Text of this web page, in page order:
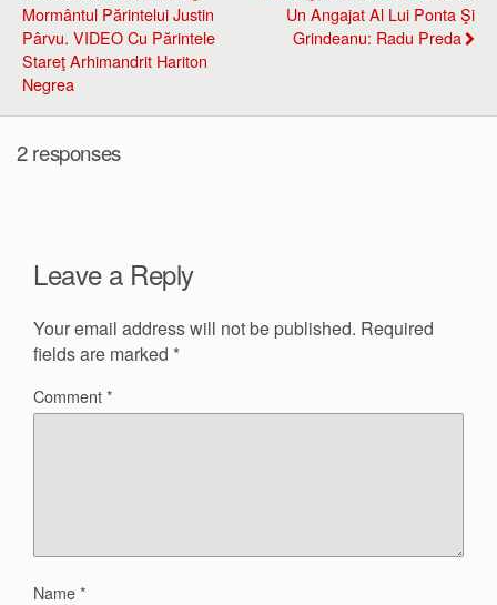
Mormântul Părintelui Justin
Pârvu. VIDEO Cu Părintele
Stareţ Arhimandrit Hariton
Negrea
Un Angajat Al Lui Ponta Şi
Grindeanu: Radu Preda
2 responses
Leave a Reply
Your email address will not be published. Required
fields are marked *
Comment*
Name*